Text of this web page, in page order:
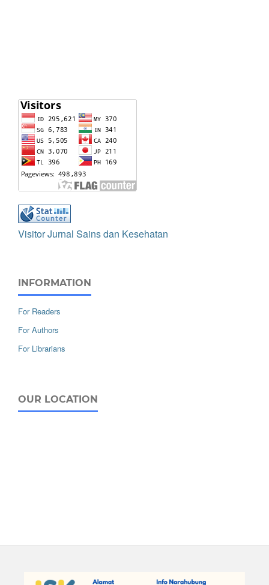
Visitor Jurnal Sains dan Kesehatan
INFORMATION
For Readers
For Authors
For Librarians
OUR LOCATION